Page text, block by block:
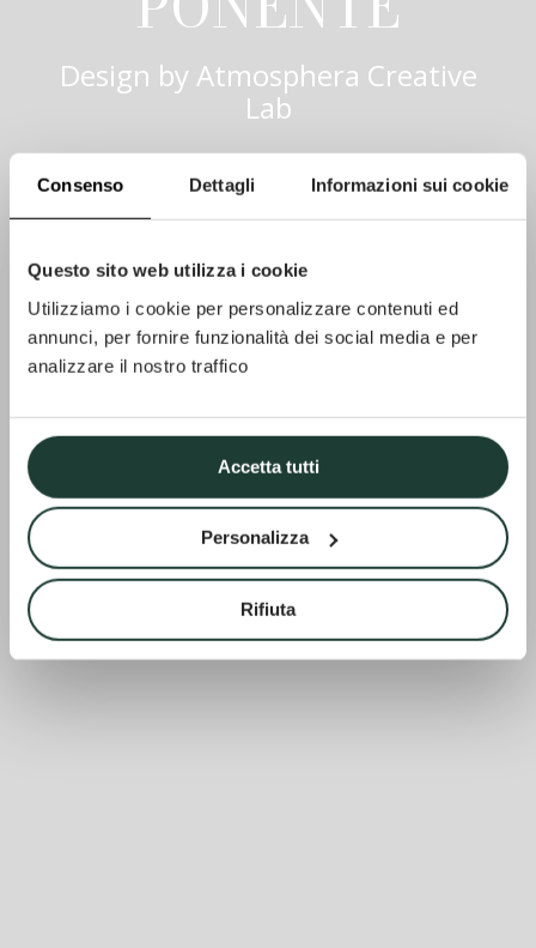
Consenso Dettagli Informazioni sui cookie
Questo sito web utilizza i cookie
Utilizziamo i cookie per personalizzare contenuti ed
annunci, per fornire funzionalità dei social media e per
analizzare il nostro traffico
Accetta tutti
Personalizza
Rifiuta
Design byAtmosphera Creative
Lab